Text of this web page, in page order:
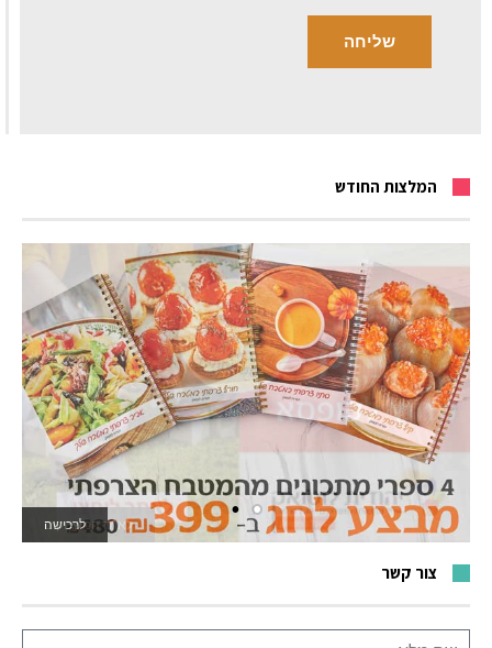
המלצות החודש
לרכישה
לאתר המשחקים
צור קשר